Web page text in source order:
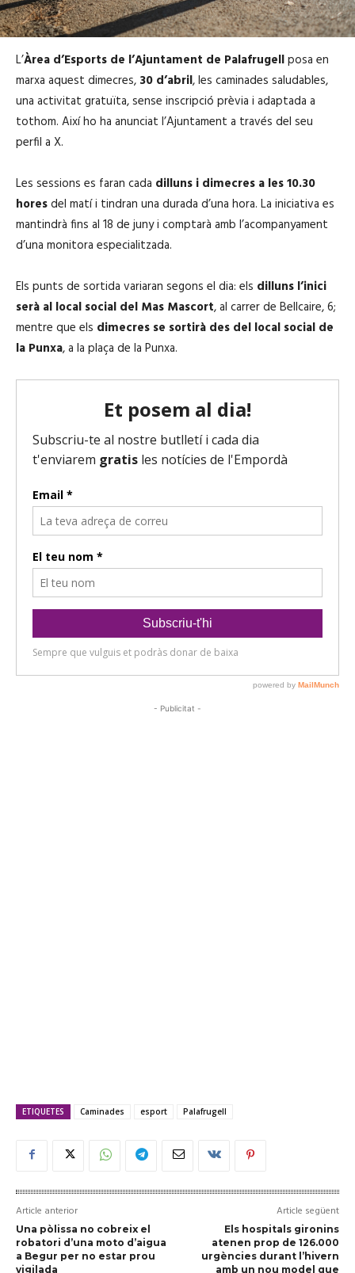
L’Àrea d’Esports de l’Ajuntament de Palafrugellposa en
marxa aquest dimecres, 30 d’abril, les caminades saludables,
una activitat gratuïta, sense inscripció prèvia i adaptada a
tothom. Així ho ha anunciat l’Ajuntament a través del seu
perfil a X.
Les sessions es faran cada dilluns i dimecres a les 10.30
horesdel matí i tindran una durada d’una hora. La iniciativa es
mantindrà fins al 18 de juny i comptarà amb l’acompanyament
d’una monitora especialitzada.
Els punts de sortida variaran segons el dia: els dilluns l’inici
serà al local social del Mas Mascort, al carrer de Bellcaire, 6;
mentre que els dimecres se sortirà des del local social de
la Punxa, a la plaça de la Punxa.
- Publicitat -
ETIQUETES Caminades esport Palafrugell
Article anterior
Una pòlissa no cobreix el
robatori d’una moto d’aigua
a Begur per no estar prou
vigilada
Article següent
Els hospitals gironins
atenen prop de 126.000
urgències durant l’hivern
amb un nou model que